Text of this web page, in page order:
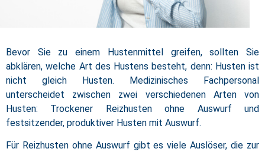
Bevor Sie zu einem Hustenmittel greifen, sollten Sie
abklären, welche Art des Hustens besteht, denn: Husten ist
nicht gleich Husten. Medizinisches Fachpersonal
unterscheidet zwischen zwei verschiedenen Arten von
Husten: Trockener Reizhusten ohne Auswurf und
festsitzender, produktiver Husten mit Auswurf.
Für Reizhusten ohne Auswurf gibt es viele Auslöser, die zur